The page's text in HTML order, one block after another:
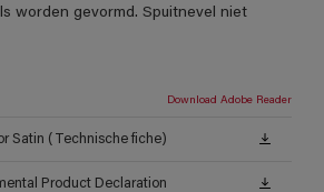
worden gevormd. Spuitnevel niet
Download Adobe Reader
Satin (Technische fiche)
Product Declaration